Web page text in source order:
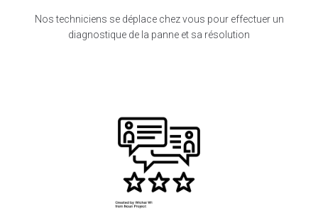
Nos techniciens se déplace chez vous pour effectuer un
diagnostique de la panne et sa résolution